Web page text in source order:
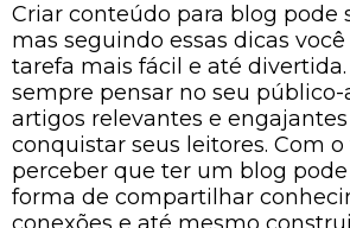
Criar conteúdo para blog pode
mas seguindo essas dicas
tarefa mais fácil e até
sempre pensar no seu
artigos relevantes e engajantes
conquistar seus leitores. Com
perceber que ter um blog
forma de compartilhar